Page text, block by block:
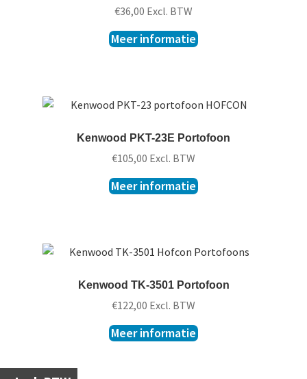
€36,00 Excl. BTW
Meer informatie
Kenwood PKT-23E Portofoon
€105,00 Excl. BTW
Meer informatie
Kenwood TK-3501 Portofoon
€122,00 Excl. BTW
Meer informatie